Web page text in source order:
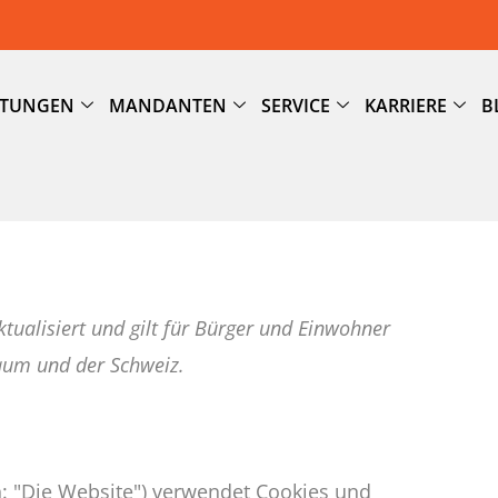
MANDANTEN SERVICE KARRIERE
und gilt für Bürger und Einwohner
und der Schweiz.
Website") verwendet Cookies und